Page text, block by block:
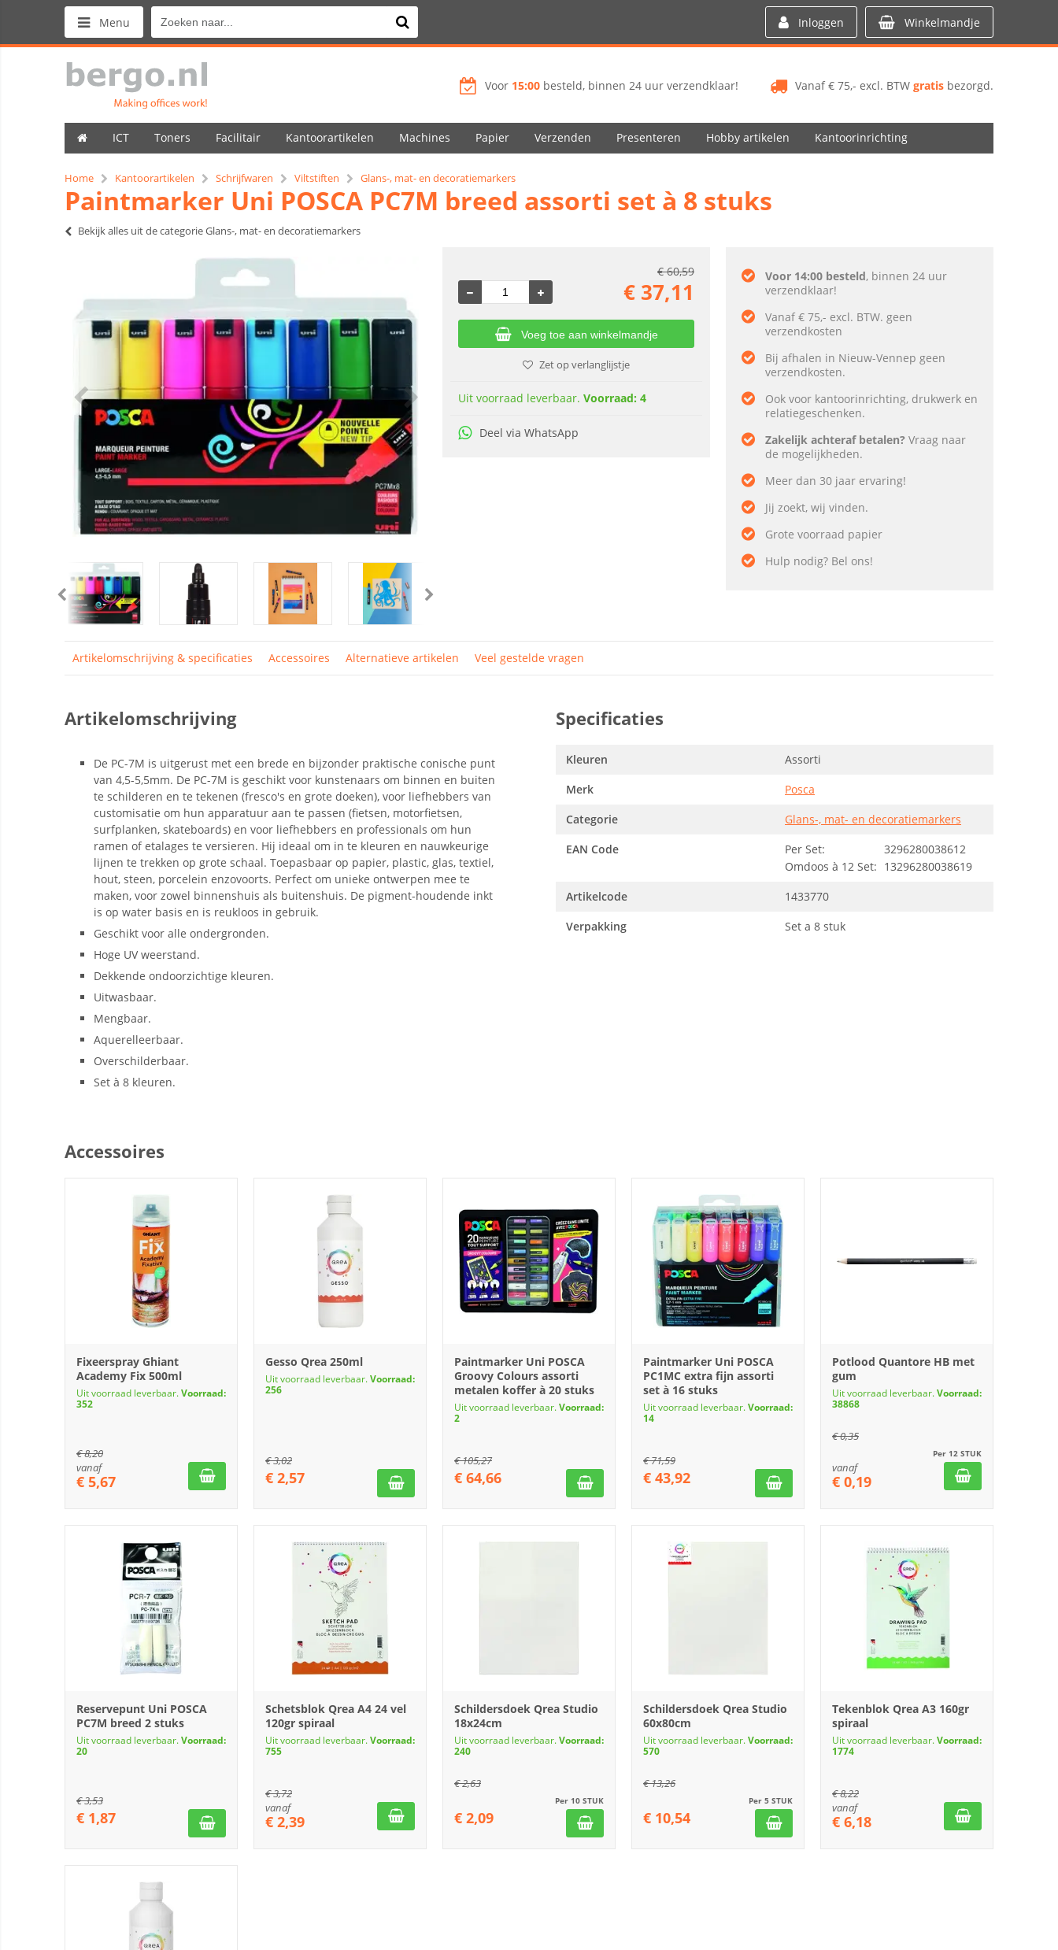
Menu Inloggen Winkelmandje
Vanaf € 75,- excl. BTW gratis bezorgd.
Voor 15:00 besteld, binnen 24 uur verzendklaar!
ICT Toners Facilitair Kantoorartikelen Machines Papier Verzenden Presenteren Hobby artikelen Kantoorinrichting
Home Kantoorartikelen Schrijfwaren Viltstiften Glans-, mat- en decoratiemarkers
Paintmarker Uni POSCA PC7M breed assorti set à 8 stuks
Bekijk alles uit de categorie Glans-, mat- en decoratiemarkers
€60,59
€ 37,11
Voeg toe aan winkelmandje
Zet op verlanglijstje
Uit voorraad leverbaar. Voorraad: 4
Deel via WhatsApp
Voor 14:00 besteld, binnen 24 uur
verzendklaar!
Vanaf € 75,- excl. BTW. geen
verzendkosten
Bij afhalen in Nieuw-Vennep geen
verzendkosten.
Ook voor kantoorinrichting, drukwerk en
relatiegeschenken.
Zakelijk achteraf betalen? Vraag naar
de mogelijkheden.
Meer dan 30 jaar ervaring!
Jij zoekt, wij vinden.
Grote voorraad papier
Hulp nodig? Bel ons!
Artikelomschrijving & specificaties Accessoires Alternatieve artikelen Veel gestelde vragen
Artikelomschrijving
De PC-7M is uitgerust met een brede en bijzonder praktische conische punt
van 4,5-5,5mm. De PC-7M is geschikt voor kunstenaars om binnen en buiten
te schilderen en te tekenen (fresco's en grote doeken), voor liefhebbers van
customisatie om hun apparatuur aan te passen (fietsen, motorfietsen,
surfplanken, skateboards) en voor liefhebbers en professionals om hun
ramen of etalages te versieren. Hij ideaal om in te kleuren en nauwkeurige
lijnen te trekken op grote schaal. Toepasbaar op papier, plastic, glas, textiel,
hout, steen, porcelein enzovoorts. Perfect om unieke ontwerpen mee te
maken, voor zowel binnenshuis als buitenshuis. De pigment-houdende inkt
is op water basis en is reukloos in gebruik.
Geschikt voor alle ondergronden.
Hoge UV weerstand.
Dekkende ondoorzichtige kleuren.
Uitwasbaar.
Mengbaar.
Aquerelleerbaar.
Overschilderbaar.
Set à 8 kleuren.
Specificaties
Kleuren
Assorti
Merk
Posca
Categorie
Glans-, mat- en decoratiemarkers
EAN Code
Per Set:
3296280038612
Omdoos à 12 Set: 13296280038619
Artikelcode
1433770
Verpakking
Set a 8 stuk
Accessoires
Fixeerspray Ghiant
Academy Fix 500ml
Uit voorraad leverbaar.Voorraad:
352
€8,20
vanaf
€ 5,67
Gesso Qrea 250ml
Uit voorraad leverbaar.Voorraad:
256
€3,02
€ 2,57
Paintmarker Uni POSCA
Groovy Colours assorti
metalen koffer à 20 stuks
Uit voorraad leverbaar.Voorraad:
2
€105,27
€ 64,66
Paintmarker Uni POSCA
PC1MC extra fijn assorti
set à 16 stuks
Uit voorraad leverbaar.Voorraad:
14
€71,59
€ 43,92
Potlood Quantore HB met
gum
Uit voorraad leverbaar.Voorraad:
38868
€0,35
Per 12 STUK
vanaf
€ 0,19
Reservepunt Uni POSCA
PC7M breed 2 stuks
Uit voorraad leverbaar.Voorraad:
20
€3,53
€ 1,87
Schetsblok Qrea A4 24 vel
120gr spiraal
Uit voorraad leverbaar.Voorraad:
755
€3,72
vanaf
€ 2,39
Schildersdoek Qrea Studio
18x24cm
Uit voorraad leverbaar.Voorraad:
240
€2,63
Per 10 STUK
€ 2,09
Schildersdoek Qrea Studio
60x80cm
Uit voorraad leverbaar.Voorraad:
570
€13,26
Per 5 STUK
€ 10,54
Tekenblok Qrea A3 160gr
spiraal
Uit voorraad leverbaar.Voorraad:
1774
€8,22
vanaf
€ 6,18